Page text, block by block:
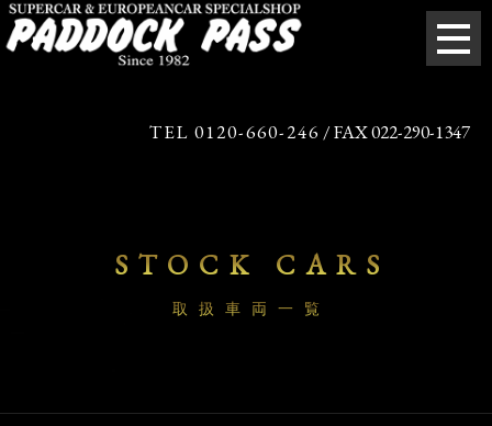
TEL 0120-660-246 / FAX 022-290-1347
STOCK CARS
取扱車両一覧